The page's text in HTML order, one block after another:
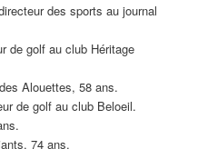
des sports au journal
de golf au club Héritage
Alouettes, 58 ans.
de golf au club Beloeil.
74 ans.